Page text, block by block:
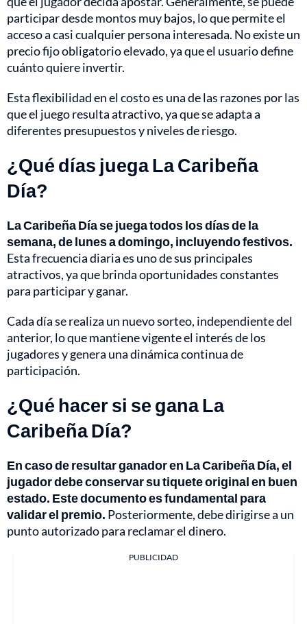
participar desde montos muy bajos, lo que permite el
acceso a casi cualquier persona interesada. No existe un
precio fijo obligatorio elevado, ya que el usuario define
cuánto quiere invertir.
Esta flexibilidad en el costo es una de las razones por las
que el juego resulta atractivo, ya que se adapta a
diferentes presupuestos y niveles de riesgo.
¿Qué días juega La Caribeña
Día?
La Caribeña Día se juega todos los días de la
semana, de lunes a domingo, incluyendo festivos.
Esta frecuencia diaria es uno de sus principales
atractivos, ya que brinda oportunidades constantes
para participar y ganar.
Cada día se realiza un nuevo sorteo, independiente del
anterior, lo que mantiene vigente el interés de los
jugadores y genera una dinámica continua de
participación.
¿Qué hacer si se gana La
Caribeña Día?
En caso de resultar ganador en La Caribeña Día, el
jugador debe conservar su tiquete original en buen
estado. Este documento es fundamental para
validar el premio. Posteriormente, debe dirigirse a un
punto autorizado para reclamar el dinero.
PUBLICIDAD